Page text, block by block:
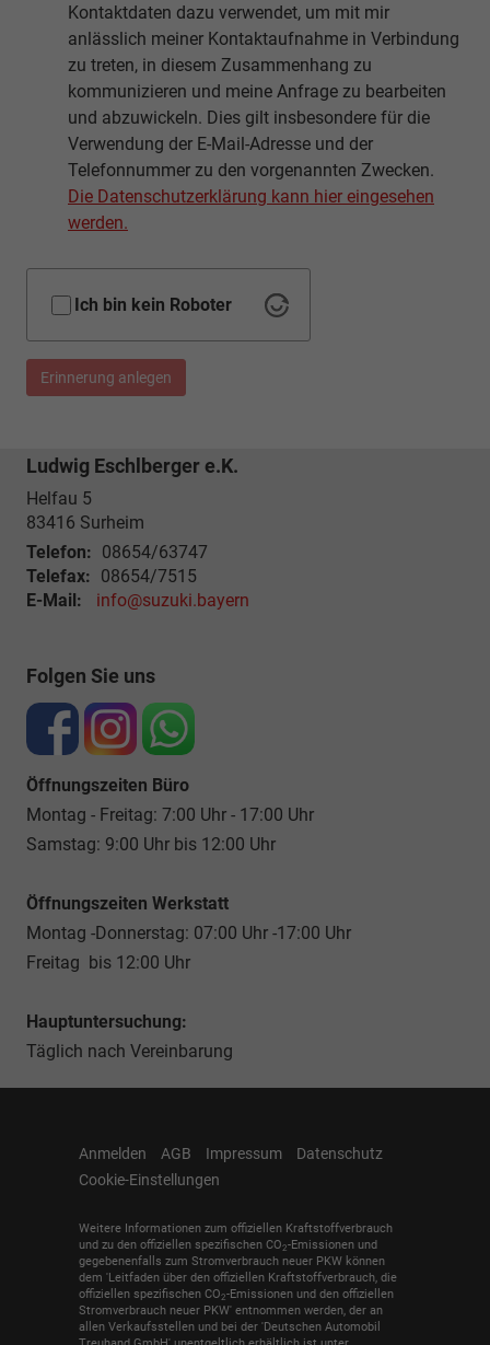
Kontaktdaten dazu verwendet, um mit mir
anlässlich meiner Kontaktaufnahme in Verbindung
zu treten, in diesem Zusammenhang zu
kommunizieren und meine Anfrage zu bearbeiten
und abzuwickeln. Dies gilt insbesondere für die
Verwendung der E-Mail-Adresse und der
Telefonnummer zu den vorgenannten Zwecken.
Die Datenschutzerklärung kann hier eingesehen
werden.
Ich bin kein Roboter
Erinnerung anlegen
Ludwig Eschlberger e.K.
Helfau 5
83416 Surheim
Telefon: 08654/63747
Telefax: 08654/7515
E-Mail:
info@suzuki.bayern
Folgen Sie uns
Öffnungszeiten Büro
Montag - Freitag: 7:00 Uhr - 17:00 Uhr
Samstag: 9:00 Uhr bis 12:00 Uhr
Öffnungszeiten Werkstatt
Montag -Donnerstag: 07:00 Uhr -17:00 Uhr
Freitag bis 12:00 Uhr
Hauptuntersuchung:
Täglich nach Vereinbarung
Anmelden AGB Impressum
Datenschutz
Cookie-Einstellungen
Weitere Informationen zum offiziellen Kraftstoffverbrauch
und zu den offiziellen spezifischen CO2-Emissionen und
gegebenenfalls zum Stromverbrauch neuer PKW können
dem 'Leitfaden über den offiziellen Kraftstoffverbrauch, die
offiziellen spezifischen CO2-Emissionen und den offiziellen
Stromverbrauch neuer PKW' entnommen werden, der an
allen Verkaufsstellen und bei der 'Deutschen Automobil